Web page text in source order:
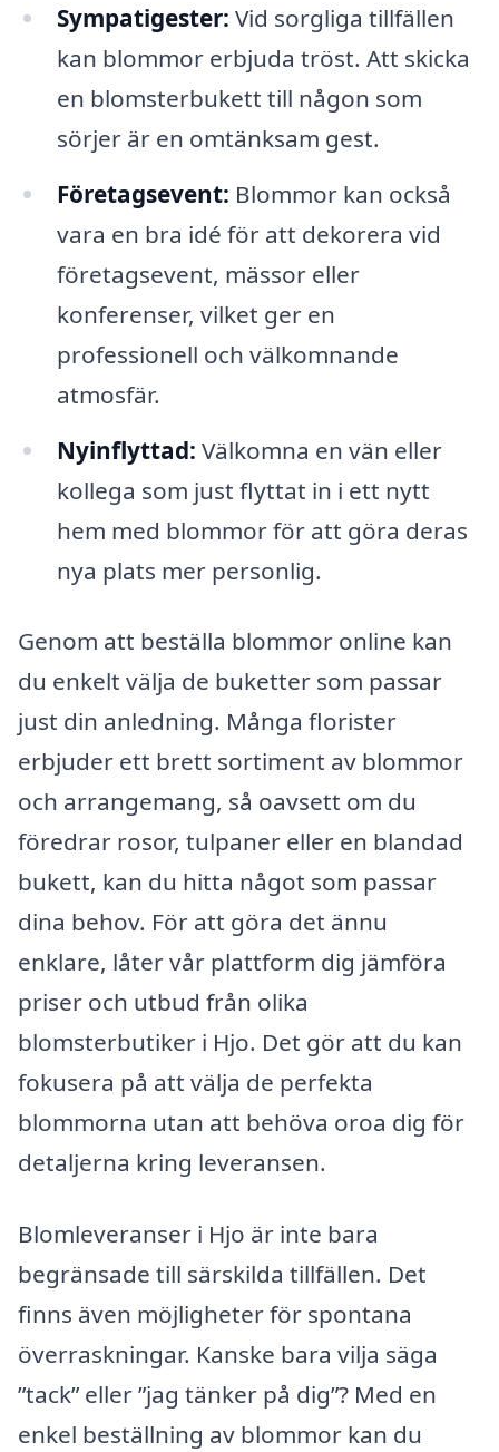
Sympatigester: Vid sorgliga tillfällen
kan blommor erbjuda tröst. Att skicka
en blomsterbukett till någon som
sörjer är en omtänksam gest.
Företagsevent: Blommor kan också
vara en bra idé för att dekorera vid
företagsevent, mässor eller
konferenser, vilket ger en
professionell och välkomnande
atmosfär.
Nyinflyttad: Välkomna en vän eller
kollega som just flyttat in i ett nytt
hem med blommor för att göra deras
nya plats mer personlig.
Genom att beställa blommor online kan
du enkelt välja de buketter som passar
just din anledning. Många florister
erbjuder ett brett sortiment av blommor
och arrangemang, så oavsett om du
föredrar rosor, tulpaner eller en blandad
bukett, kan du hitta något som passar
dina behov. För att göra det ännu
enklare, låter vår plattform dig jämföra
priser och utbud från olika
blomsterbutiker i Hjo. Det gör att du kan
fokusera på att välja de perfekta
blommorna utan att behöva oroa dig för
detaljerna kring leveransen.
Blomleveranser i Hjo är inte bara
begränsade till särskilda tillfällen. Det
finns även möjligheter för spontana
överraskningar. Kanske bara vilja säga
”tack” eller ”jag tänker på dig”? Med en
enkel beställning av blommor kan du